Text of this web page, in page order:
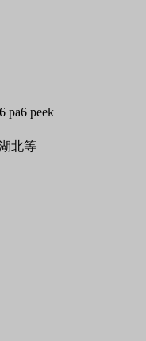
pa6 peek
北等